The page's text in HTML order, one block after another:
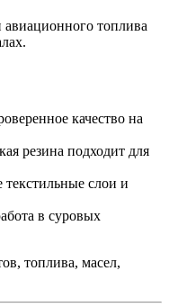
авиационного топлива
качество на
резина подходит для
слои и
в суровых
топлива, масел,